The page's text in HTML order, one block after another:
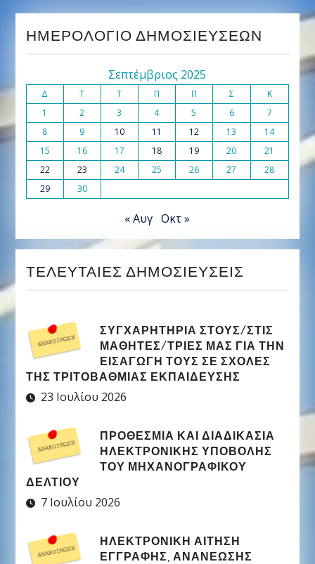
ΗΜΕΡΟΛΌΓΙΟ ΔΗΜΟΣΙΕΎΣΕΩΝ
Σεπτέμβριος 2025
Δ Τ Τ Π Π Σ
Κ
1
2 3 4 5 6
7
8
9 10 11 12 13
14
15
16 17 18 19 20
21
22
23 24 25 26 27
28
29
30
« Αυγ Οκτ »
ΤΕΛΕΥΤΑΊΕΣ ΔΗΜΟΣΙΕΎΣΕΙΣ
ΣΥΓΧΑΡΗΤΉΡΙΑ ΣΤΟΥΣ/ΣΤΙΣ
ΜΑΘΗΤΈΣ/ΤΡΙΕΣ ΜΑΣ ΓΙΑ ΤΗΝ
ΕΙΣΑΓΩΓΉ ΤΟΥΣ ΣΕ ΣΧΟΛΈΣ
ΤΗΣ ΤΡΙΤΟΒΆΘΜΙΑΣ ΕΚΠΑΊΔΕΥΣΗΣ
23 Ιουλίου 2026
ΠΡΟΘΕΣΜΊΑ ΚΑΙ ΔΙΑΔΙΚΑΣΊΑ
ΗΛΕΚΤΡΟΝΙΚΉΣ ΥΠΟΒΟΛΉΣ
ΤΟΥ ΜΗΧΑΝΟΓΡΑΦΙΚΟΎ
ΔΕΛΤΊΟΥ
7 Ιουλίου 2026
ΗΛΕΚΤΡΟΝΙΚΉ ΑΊΤΗΣΗ
ΕΓΓΡΑΦΉΣ, ΑΝΑΝΈΩΣΗΣ